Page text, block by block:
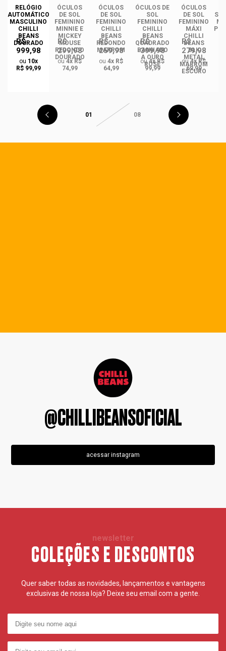
RELÓGIO
AUTOMÁTICO
MASCULINO
CHILLI
BEANS
DOURADO
R$
999,98
ou 10x
R$ 99,99
ÓCULOS
DE SOL
FEMININO
MINNIE E
MICKEY
MOUSE
REDONDO
DOURADO
R$
299,98
ou4x R$
74,99
ÓCULOS
DE SOL
FEMININO
CHILLI
BEANS
REDONDO
MARROM
R$
259,98
ou 4x R$
64,99
ÓCULOS DE
SOL
FEMININO
CHILLI
BEANS
QUADRADO
BANHADO
A OURO
ROSÉ
R$
399,98
ou4x R$
99,99
ÓCULOS
DE SOL
FEMININO
MÁXI
CHILLI
BEANS
BLK
METAL
MARROM
ESCURO
R$
279,98
ou4x R$
69,99
01 08
@CHILLIBEANSOFICIAL
acessar instagram
newsletter
COLEÇÕES E DESCONTOS
Quer saber todas as novidades, lançamentos e vantagens
exclusivas de nossa loja? Deixe seu email com a gente.